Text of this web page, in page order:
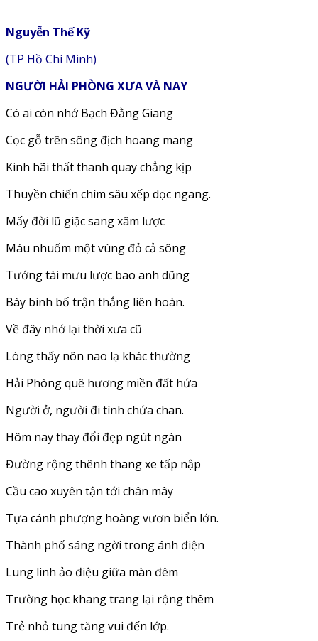
Nguyễn Thế Kỹ
(TP Hồ Chí Minh)
NGƯỜI HẢI PHÒNG XƯA VÀ NAY
Có ai còn nhớ Bạch Đằng Giang
Cọc gỗ trên sông địch hoang mang
Kinh hãi thất thanh quay chẳng kịp
Thuyền chiến chìm sâu xếp dọc ngang.
Mấy đời lũ giặc sang xâm lược
Máu nhuốm một vùng đỏ cả sông
Tướng tài mưu lược bao anh dũng
Bày binh bố trận thắng liên hoàn.
Về đây nhớ lại thời xưa cũ
Lòng thấy nôn nao lạ khác thường
Hải Phòng quê hương miền đất hứa
Người ở, người đi tình chứa chan.
Hôm nay thay đổi đẹp ngút ngàn
Đường rộng thênh thang xe tấp nập
Cầu cao xuyên tận tới chân mây
Tựa cánh phượng hoàng vươn biển lớn.
Thành phố sáng ngời trong ánh điện
Lung linh ảo điệu giữa màn đêm
Trường học khang trang lại rộng thêm
Trẻ nhỏ tung tăng vui đến lớp.